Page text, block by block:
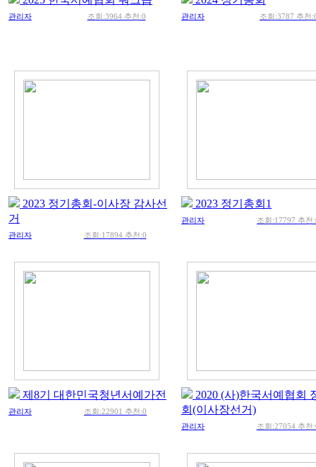
관리자 조회:3964 추천:0 관리자 조회:3787 추천
2023 정기총회-이사장 감사선
거
관리자 조회:17894 추천:0
2023 정기총회1
관리자 조회:17797 추천
제8기 대한민국청년서예가전
관리자 조회:22901 추천:0
2020 (사)한국서예협회
회(이사장선거)
관리자 조회:27054 추천